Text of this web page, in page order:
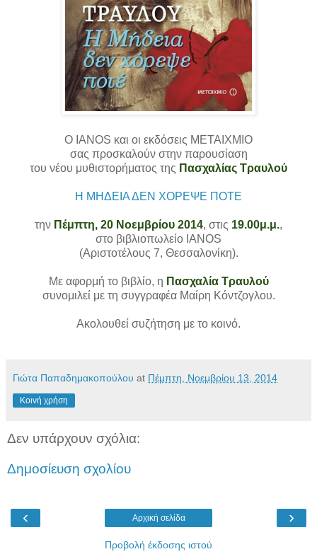
O IANOS και οι εκδόσεις ΜΕΤΑΙΧΜΙΟ
σας προσκαλούν στην παρουσίαση
του νέου μυθιστορήματος της Πασχαλίας Τραυλού
Η ΜΗΔΕΙΑ ΔΕΝ ΧΟΡΕΨΕ ΠΟΤΕ
την Πέμπτη, 20 Νοεμβρίου 2014, στις 19.00μ.μ.,
στο βιβλιοπωλείο IANOS
(Αριστοτέλους 7, Θεσσαλονίκη).
Με αφορμή το βιβλίο, η Πασχαλία Τραυλού
συνομιλεί με τη συγγραφέα Μαίρη Κόντζογλου.
Ακολουθεί συζήτηση με το κοινό.
Γιώτα Παπαδημακοπούλου at Πέμπτη, Νοεμβρίου 13, 2014
Κοινή χρήση
Δεν υπάρχουν σχόλια:
Δημοσίευση σχολίου
‹ ›
Αρχική σελίδα
Προβολή έκδοσης ιστού